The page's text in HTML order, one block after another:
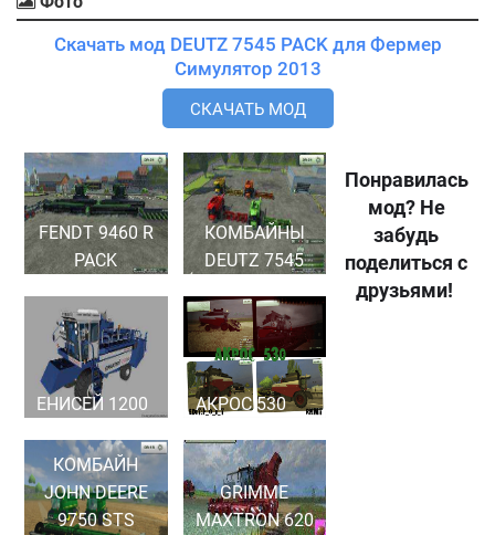
Скачать мод DEUTZ 7545 PACK для Фермер
Симулятор 2013
СКАЧАТЬ МОД
FENDT 9460 R
PACK
КОМБАЙНЫ
DEUTZ 7545
ЕНИСЕЙ 1200 АКРОС 530
КОМБАЙН
JOHN DEERE
9750 STS
GRIMME
MAXTRON 620
Понравилась
мод? Не
забудь
поделиться с
друзьями!